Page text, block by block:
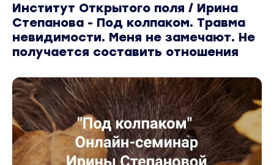
Институт Открытого поля / Ирина
Степанова - Под колпаком. Травма
невидимости. Меня не замечают. Не
получается составить отношения